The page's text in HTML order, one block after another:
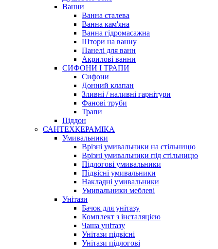
Ванни
Ванна сталева
Ванна кам'яна
Ванна гідромасажна
Штори на ванну
Панелі для ванн
Акрилові ванни
СИФОНИ І ТРАПИ
Сифони
Донний клапан
Зливні / наливні гарнітури
Фанові труби
Трапи
Піддон
САНТЕХКЕРАМІКА
Умивальники
Врізні умивальники на стільницю
Врізні умивальники під стільницю
Підлогові умивальники
Підвісні умивальники
Накладні умивальники
Умивальники меблеві
Унітази
Бачок для унітазу
Комплект з інсталяцією
Чаша унітазу
Унітази підвісні
Унітази підлогові